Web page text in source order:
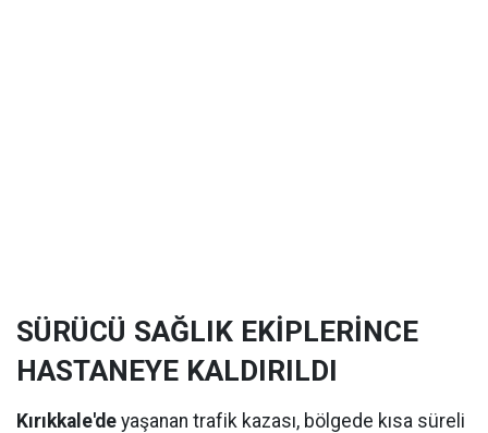
SÜRÜCÜ SAĞLIK EKİPLERİNCE
HASTANEYE KALDIRILDI
Kırıkkale'de yaşanan trafik kazası, bölgede kısa süreli